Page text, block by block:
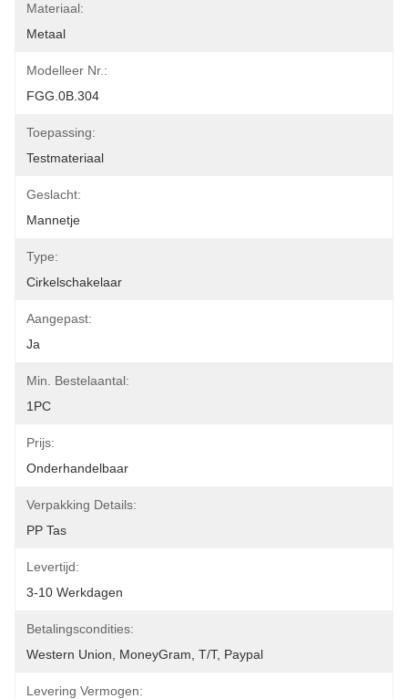
Materiaal:
Metaal
Modelleer Nr.:
FGG.0B.304
Toepassing:
Testmateriaal
Geslacht:
Mannetje
Type:
Cirkelschakelaar
Aangepast:
Ja
Min. Bestelaantal:
1PC
Prijs:
Onderhandelbaar
Verpakking Details:
PP Tas
Levertijd:
3-10 Werkdagen
Betalingscondities:
Western Union, MoneyGram, T/T, Paypal
Levering Vermogen: